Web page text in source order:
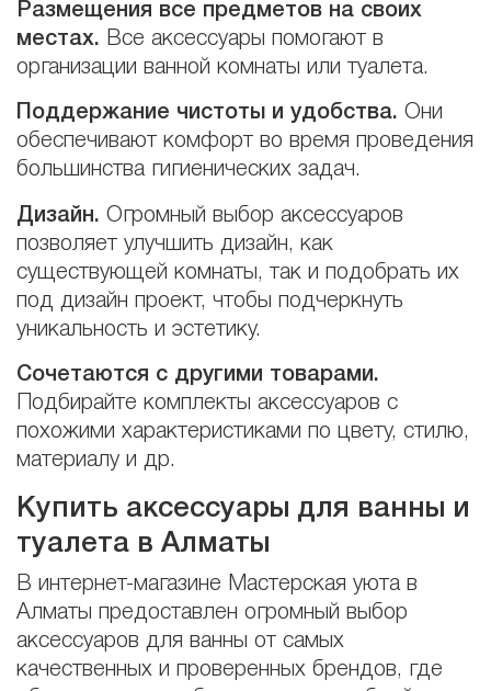
Размещения все предметов на своих
местах. Все аксессуары помогают в
организации ванной комнаты или туалета.
Поддержание чистоты и удобства. Они
обеспечивают комфорт во время проведения
большинства гигиенических задач.
Дизайн. Огромный выбор аксессуаров
позволяет улучшить дизайн, как
существующей комнаты, так и подобрать их
под дизайн проект, чтобы подчеркнуть
уникальность и эстетику.
Сочетаются с другими товарами.
Подбирайте комплекты аксессуаров с
похожими характеристиками по цвету, стилю,
материалу и др.
Купить аксессуары для ванны и
туалета в Алматы
В интернет-магазине Мастерская уюта в
Алматы предоставлен огромный выбор
аксессуаров для ванны от самых
качественных и проверенных брендов, где